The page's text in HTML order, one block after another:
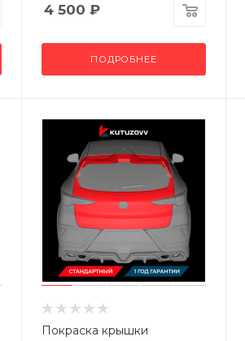
4 500 ₽
ПОДРОБНЕЕ
Покраска крышки